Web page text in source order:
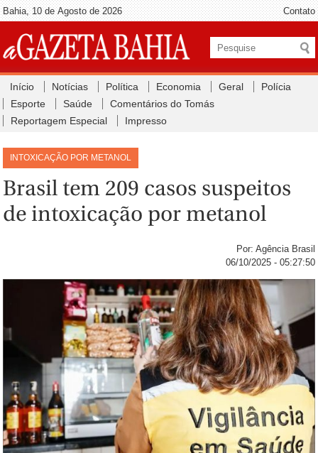
Bahia, 10 de Agosto de 2026 Contato
Início Notícias Política Economia Geral
Polícia
Esporte
Saúde
Comentários do Tomás
Reportagem Especial
Impresso
INTOXICAÇÃO POR METANOL
Brasil tem 209 casos suspeitos
de intoxicação por metanol
Por: Agência Brasil
06/10/2025 - 05:27:50